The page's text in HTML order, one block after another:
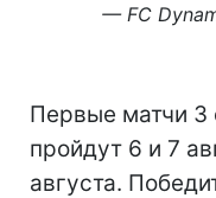
— FC
Первые матчи 3
пройдут 6 и 7
августа.